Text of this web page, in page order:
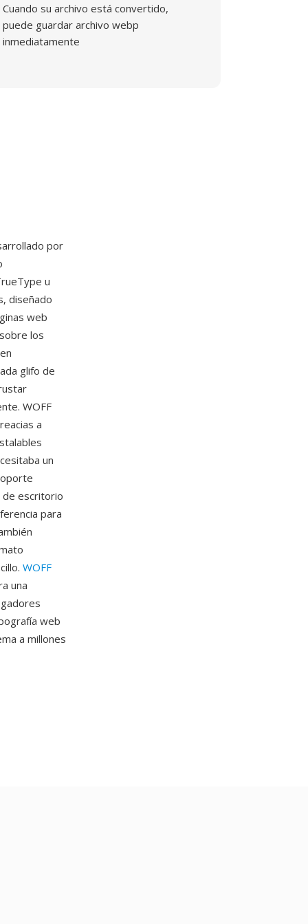
Cuando su archivo está convertido,
puede guardar archivo webp
inmediatamente
por
u
diseñado
web
los
glifo de
WOFF
a
un
escritorio
para
WOFF
una
web
a millones